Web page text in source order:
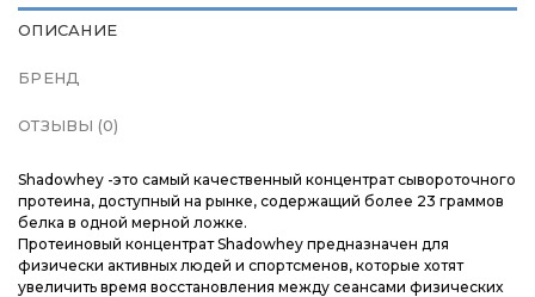
ОПИСАНИЕ
БРЕНД
ОТЗЫВЫ (0)
Shadowhey -это самый качественный концентрат сывороточного
протеина, доступный на рынке, содержащий более 23 граммов
белка в одной мерной ложке.
Протеиновый концентрат Shadowhey предназначен для
физически активных людей и спортсменов, которые хотят
увеличить время восстановления между сеансами физических